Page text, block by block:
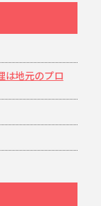
は地元のプロ